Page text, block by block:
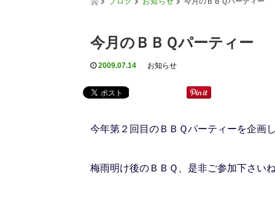
今月のＢＢＱパーティー
2009.07.14 お知らせ
今年第２回目のＢＢＱパーティーを企画
梅雨明け後のＢＢＱ、是非ご参加下さい